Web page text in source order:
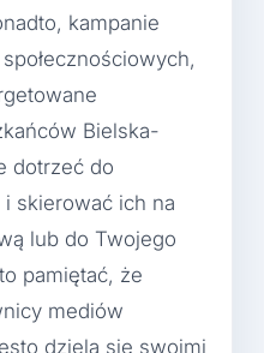
kampanie
Bielska-
dotrzeć do
skierować ich na
lub do Twojego
pamiętać, że
mediów
dzielą się swoimi